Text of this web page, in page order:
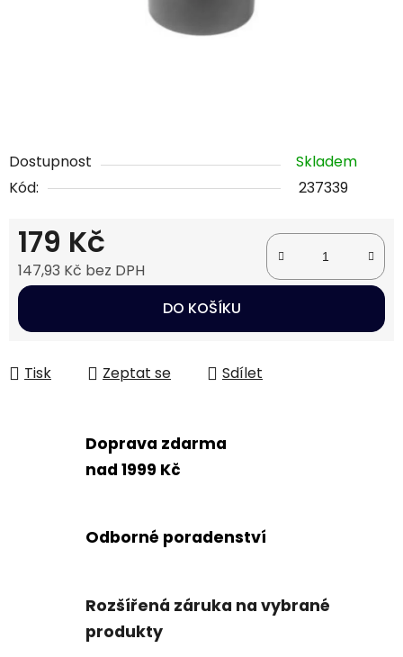
Dostupnost
Skladem
Kód:
237339
179 Kč
147,93 Kč bez DPH
Měrná cena:
DO KOŠÍKU
Tisk Zeptat se Sdílet
Doprava zdarma
nad 1999 Kč
Odborné poradenství
Rozšířená záruka na vybrané
produkty